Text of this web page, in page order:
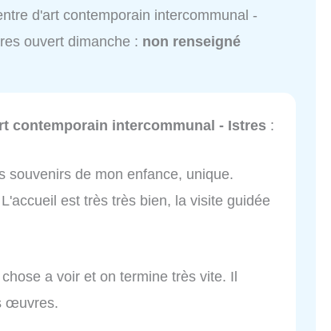
d'art contemporain intercommunal -
ouvert dimanche : non renseigné
contemporain intercommunal - Istres :
souvenirs de mon enfance, unique.
est très très bien, la visite guidée
a voir et on termine très vite. Il
œuvres.